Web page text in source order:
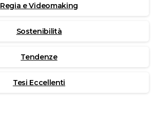
Regia e Videomaking
Sostenibilità
Tendenze
Tesi Eccellenti